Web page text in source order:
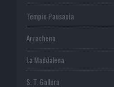
Tempio Pausania
Arzachena
La Maddalena
S. T. Gallura